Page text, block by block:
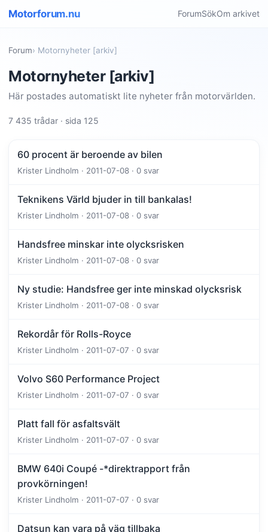
Motorforum.nu ForumSökOm arkivet
Forum› Motornyheter [arkiv]
Motornyheter [arkiv]
Här postades automatiskt lite nyheter från motorvärlden.
7 435 trådar · sida 125
60 procent är beroende av bilen
Krister Lindholm · 2011-07-08 · 0 svar
Teknikens Värld bjuder in till bankalas!
Krister Lindholm · 2011-07-08 · 0 svar
Handsfree minskar inte olycksrisken
Krister Lindholm · 2011-07-08 · 0 svar
Ny studie: Handsfree ger inte minskad olycksrisk
Krister Lindholm · 2011-07-08 · 0 svar
Rekordår för Rolls-Royce
Krister Lindholm · 2011-07-07 · 0 svar
Volvo S60 Performance Project
Krister Lindholm · 2011-07-07 · 0 svar
Platt fall för asfaltsvält
Krister Lindholm · 2011-07-07 · 0 svar
BMW 640i Coupé -*direktrapport från
provkörningen!
Krister Lindholm · 2011-07-07 · 0 svar
Datsun kan vara på väg tillbaka